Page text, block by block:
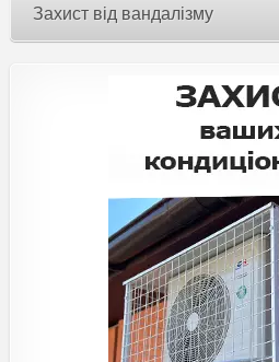
Захист від вандалізму